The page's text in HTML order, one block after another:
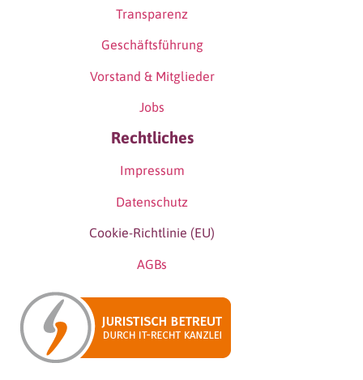
Transparenz
Geschäftsführung
Vorstand & Mitglieder
Jobs
Rechtliches
Impressum
Datenschutz
Cookie-Richtlinie (EU)
AGBs